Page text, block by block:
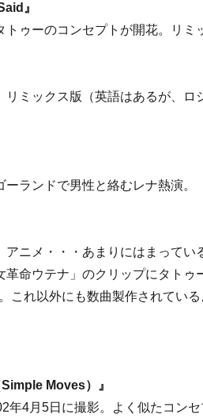
』
ゥーのコンセプトが開花。リミ
ミックス版（英語はあるが、ロ
ランドで男性と絡むレナ熱演。
ニメ・・・あまりにはまってい
革命ウテナ」のクリップにタト
これ以外にも数曲製作されている
Moves）』
年4月5日に撮影。よく似たコン